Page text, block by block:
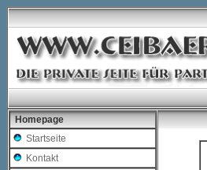
Homepage
Startseite
Kontakt